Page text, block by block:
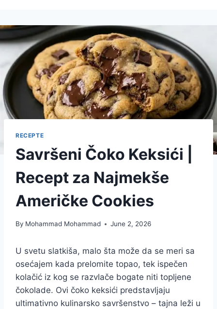
RECEPTE
Savršeni Čoko Keksići |
Recept za Najmekše
Američke Cookies
By Mohammad Mohammad June 2, 2026
U svetu slatkiša, malo šta može da se meri sa
osećajem kada prelomite topao, tek ispečen
kolačić iz kog se razvlače bogate niti topljene
čokolade. Ovi čoko keksići predstavljaju
ultimativno kulinarsko savršenstvo – tajna leži u